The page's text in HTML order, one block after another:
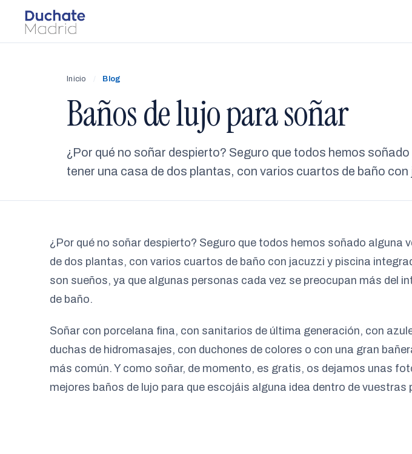
Inicio / Blog
Baños de lujo para soñar
¿Por qué no soñar despierto? Seguro que todos hemos
tener una casa de dos plantas, con varios cuartos de baño con
¿Por qué no soñar despierto? Seguro que todos hemos soñado alguna
de dos plantas, con varios cuartos de baño con jacuzzi y piscina
son sueños, ya que algunas personas cada vez se preocupan más del
de baño.
Soñar con porcelana fina, con sanitarios de última generación, con
duchas de hidromasajes, con duchones de colores o con una gran
más común. Y como soñar, de momento, es gratis, os dejamos unas
mejores baños de lujo para que escojáis alguna idea dentro de vuestras